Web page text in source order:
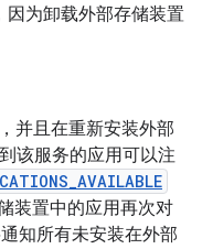
因为卸载外部存储装置
并且在重新安装外部
该服务的应用可以注
装置中的应用再次对
知所有未安装在外部